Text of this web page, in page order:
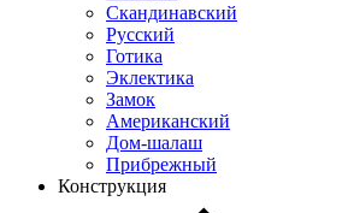
Скандинавский
Русский
Готика
Эклектика
Замок
Американский
Дом-шалаш
Прибрежный
Конструкция